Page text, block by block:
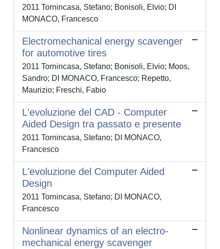
2011 Tornincasa, Stefano; Bonisoli, Elvio; DI
MONACO, Francesco
Electromechanical energy scavenger
for automotive tires
2011 Tornincasa, Stefano; Bonisoli, Elvio; Moos,
Sandro; DI MONACO, Francesco; Repetto,
Maurizio; Freschi, Fabio
L'evoluzione del CAD - Computer
Aided Design tra passato e presente
2011 Tornincasa, Stefano; DI MONACO,
Francesco
L'evoluzione del Computer Aided
Design
2011 Tornincasa, Stefano; DI MONACO,
Francesco
Nonlinear dynamics of an electro-
mechanical energy scavenger